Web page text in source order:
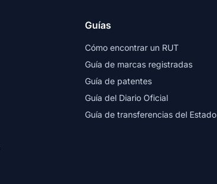
Guías
Cómo encontrar un RUT
Guía de marcas registradas
Guía de patentes
Guía del Diario Oficial
Guía de transferencias del Estado